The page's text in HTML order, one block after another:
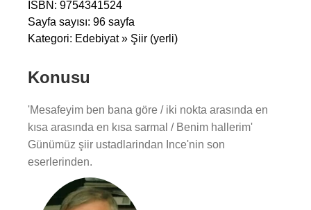
ISBN: 9754341524
Sayfa sayısı: 96 sayfa
Kategori: Edebiyat » Şiir (yerli)
Konusu
'Mesafeyim ben bana göre / iki nokta arasında en
kısa arasında en kısa sarmal / Benim hallerim'
Günümüz şiir ustadlarindan Ince'nin son
eserlerinden.